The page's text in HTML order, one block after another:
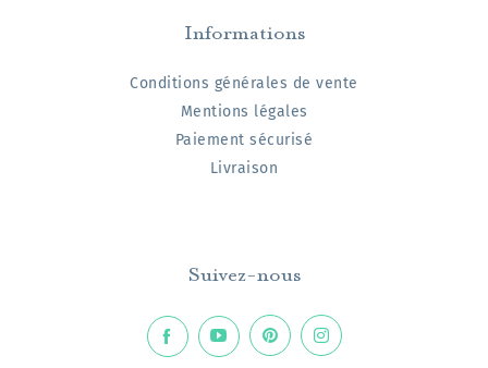
Informations
Conditions générales de vente
Mentions légales
Paiement sécurisé
Livraison
Suivez-nous